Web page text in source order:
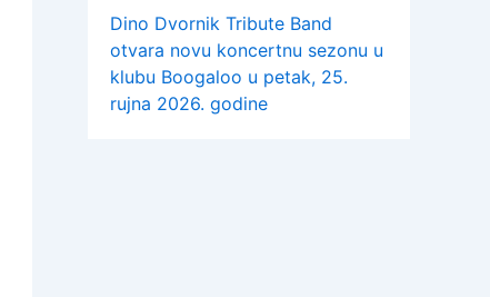
Dino Dvornik Tribute Band
otvara novu koncertnu sezonu u
klubu Boogaloo u petak, 25.
rujna 2026. godine